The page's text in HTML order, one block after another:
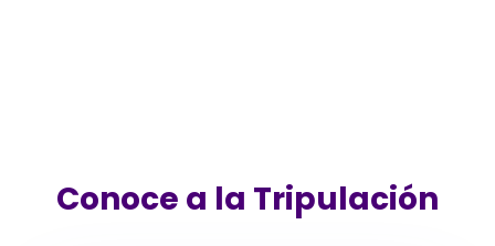
Conoce a la Tripulación